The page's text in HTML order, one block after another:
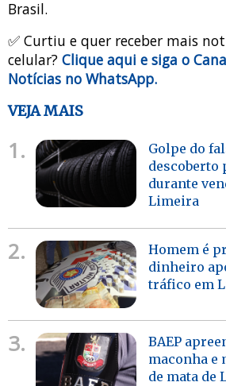
Brasil.
✅ Curtiu e quer receber mais
celular? Clique aqui e siga o
Notícias no WhatsApp.
VEJA MAIS
1.
Golpe do
descoberto
durante
Limeira
2.
Homem é
dinheiro
tráfico em
3.
BAEP
maconha e
de mata de